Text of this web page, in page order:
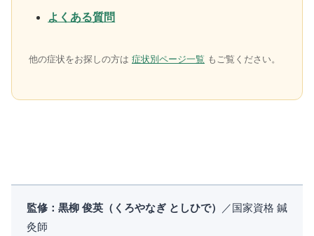
よくある質問
他の症状をお探しの方は 症状別ページ一覧 もご覧ください。
監修：黒柳 俊英（くろやなぎ としひで）
／国家資格 鍼
灸師